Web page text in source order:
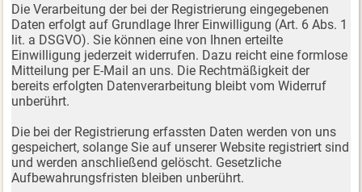
Die Verarbeitung der bei der Registrierung eingegebenen
Daten erfolgt auf Grundlage Ihrer Einwilligung (Art. 6 Abs. 1
lit. a DSGVO). Sie können eine von Ihnen erteilte
Einwilligung jederzeit widerrufen. Dazu reicht eine formlose
Mitteilung per E-Mail an uns. Die Rechtmäßigkeit der
bereits erfolgten Datenverarbeitung bleibt vom Widerruf
unberührt.
Die bei der Registrierung erfassten Daten werden von uns
gespeichert, solange Sie auf unserer Website registriert sind
und werden anschließend gelöscht. Gesetzliche
Aufbewahrungsfristen bleiben unberührt.